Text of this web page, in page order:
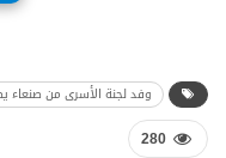
وفد لجنة الأسرى من صنعاء
280